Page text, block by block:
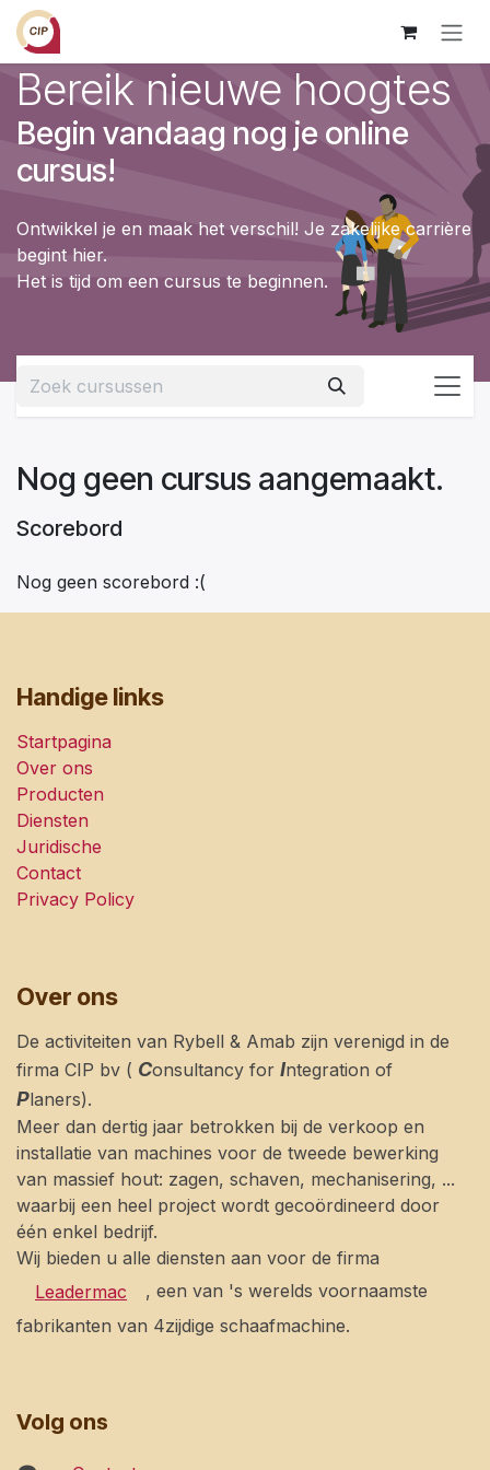
Overslaan naar inhoud
Bereik nieuwe hoogtes
Begin vandaag nog je online
cursus!
Ontwikkel je en maak het verschil! Je zakelijke carrière
begint hier.
Het is tijd om een cursus te beginnen.
Scorebord
Nog geen scorebord :(
Nog geen cursus aangemaakt.
Handige links
Startpagina
Over ons
Producten
Diensten
Juridische
Contact
Privacy Policy
Over ons
De activiteiten van Rybell & Amab zijn verenigd in de
firma CIP bv ( Consultancy for Integration of
Planers).
Meer dan dertig jaar betrokken bij de verkoop en
installatie van machines voor de tweede bewerking
van massief hout: zagen, schaven, mechanisering, ...
waarbij een heel project wordt gecoördineerd door
één enkel bedrijf.
Wij bieden u alle diensten aan voor de firma
Leadermac
, een van 's werelds voornaamste
fabrikanten van 4zijdige schaafmachine.
Volg ons